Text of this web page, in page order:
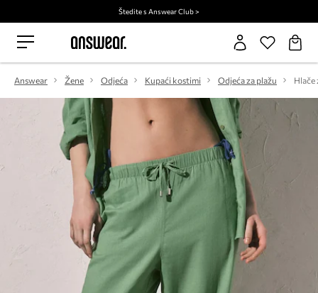
Štedite s Answear Club >
Answear Žene Odjeća Kupaći kostimi Odjeća za plažu